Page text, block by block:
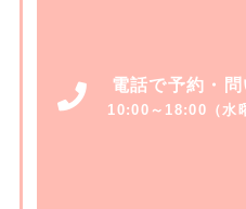
電話で予約・
10:00～18:00（水